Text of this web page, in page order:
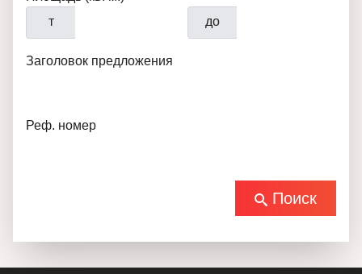
т
до
Заголовок предложения
Реф. номер
Поиск